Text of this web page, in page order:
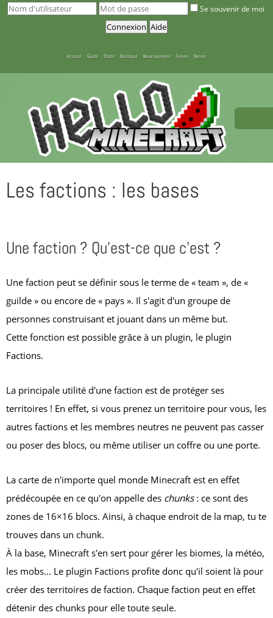
Se souvenir de moi
Accueil Guide Stats Boutique Nous soutenir Forum Bonus
Les factions : les bases
Une faction ? Qu'est-ce que c'est ?
Une faction peut se définir sous le terme de « team », de «
guilde » ou encore de « pays ». Il s'agit d'un groupe de
personnes construisant et jouant dans un même but.
Cette fonction est possible grâce à un plugin, le plugin
Factions.
La principale utilité d'une faction est de protéger ses
territoires ! En effet, si vous prenez un territoire pour vous, les
autres factions et les membres neutres ne peuvent pas casser
ou poser des blocs, ou même utiliser un coffre ou une porte.
La carte de n'importe quel monde Minecraft est en effet
prédécoupée en ce qu'on appelle des chunks: ce sont des
zones de 16×16 blocs. Ainsi, à chaque endroit de la map, tu te
trouves dans un chunk.
À la base, Minecraft s'en sert pour gérer les biomes, la météo,
les mobs... Le plugin Factions profite donc qu'il soient là pour
créer des territoires de faction. Chaque faction peut en effet
détenir des chunks pour elle toute seule.